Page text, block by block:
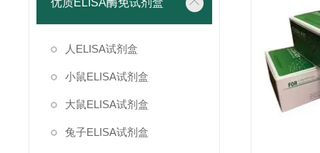
优质ELISA酶免试剂盒
人ELISA试剂盒
小鼠ELISA试剂盒
大鼠ELISA试剂盒
兔子ELISA试剂盒